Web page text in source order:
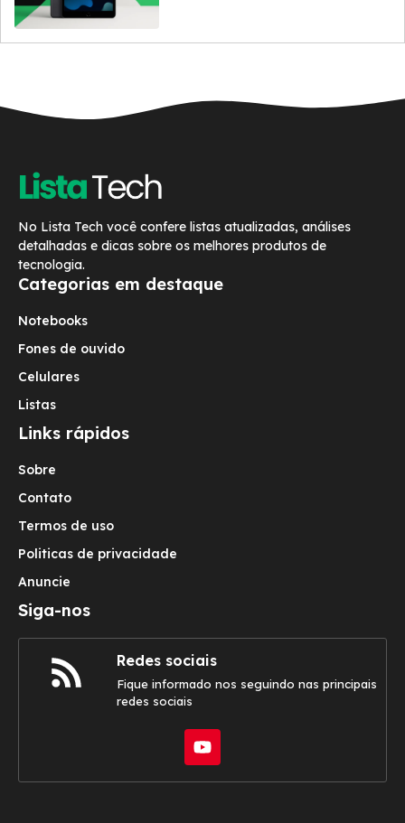
No Lista Tech você confere listas atualizadas, análises
detalhadas e dicas sobre os melhores produtos de
tecnologia.
Categorias em destaque
Notebooks
Fones de ouvido
Celulares
Listas
Links rápidos
Sobre
Contato
Termos de uso
Politicas de privacidade
Anuncie
Siga-nos
Redes sociais
Fique informado nos seguindo nas principais
redes sociais